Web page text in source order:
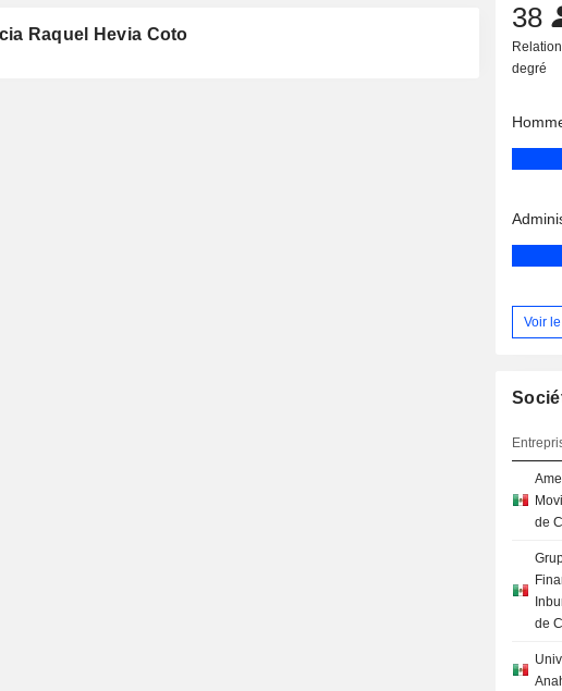
Raquel Hevia Coto
38
degré
Voir
de
de